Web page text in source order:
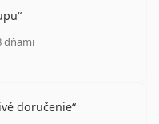
dňami
4 z 5
doručenie